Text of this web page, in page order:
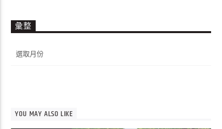
彙整
整
YOU MAY ALSO LIKE